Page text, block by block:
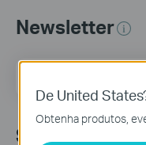
Newsletter
Siga-nos
De United
Obtenha produtos,